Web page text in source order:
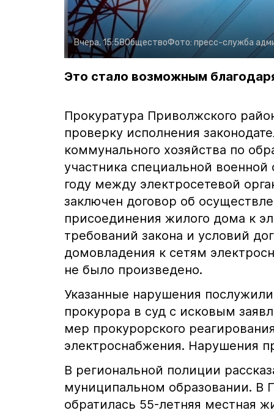
Вчера, 15:58ОбществоФото: пресс-служба
Это стало возможным
Прокуратура Приволжского
проверку исполнения
коммунального хозяйства по
участника специальной военной
году между электросетевой
заключен договор об
присоединения жилого дома к
требований закона и условий
домовладения к сетям
не было произведено.
Указанные нарушения
прокурора в суд с исковым
мер прокурорского
электроснабжения. Нарушения
В региональной полиции
муниципальном образовании.
обратилась 55-летняя местная